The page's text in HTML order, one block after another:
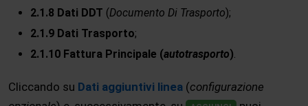
2.1.8 Dati DDT (Documento Di Trasporto);
2.1.9 Dati Trasporto;
2.1.10 Fattura Principale (autotrasporto).
Cliccando su Dati aggiuntivi linea (configurazione